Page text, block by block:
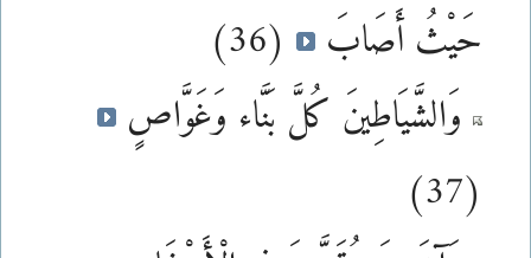
حَيْثُ أَصَابَ
(36)
وَالشَّيَاطِينَ كُلَّ بَنَّاء وَغَوَّاصٍ
(37)